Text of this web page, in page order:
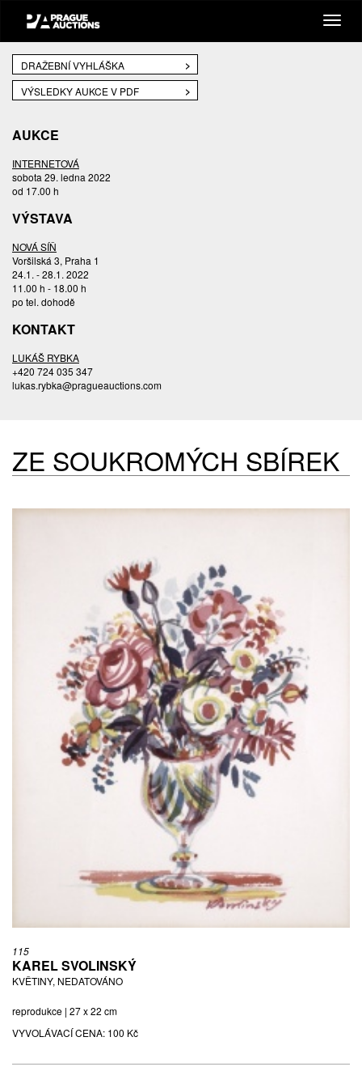
DRAŽEBNÍ VYHLÁŠKA
VÝSLEDKY AUKCE V PDF
AUKCE
INTERNETOVÁ
sobota 29. ledna 2022
od 17.00 h
VÝSTAVA
NOVÁ SÍŇ
Voršilská 3, Praha 1
24.1. - 28.1. 2022
11.00 h - 18.00 h
po tel. dohodě
KONTAKT
LUKÁŠ RYBKA
+420 724 035 347
lukas.rybka@pragueauctions.com
ZE SOUKROMÝCH SBÍREK
115
KAREL SVOLINSKÝ
KVĚTINY, NEDATOVÁNO
reprodukce | 27 x 22 cm
VYVOLÁVACÍ CENA: 100 Kč